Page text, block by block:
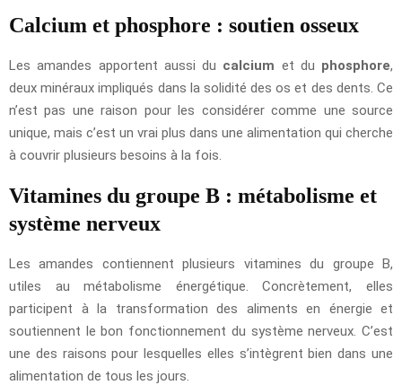
Calcium et phosphore : soutien osseux
Les amandes apportent aussi du calcium et du phosphore,
deux minéraux impliqués dans la solidité des os et des dents. Ce
n’est pas une raison pour les considérer comme une source
unique, mais c’est un vrai plus dans une alimentation qui cherche
à couvrir plusieurs besoins à la fois.
Vitamines du groupe B : métabolisme et
système nerveux
Les amandes contiennent plusieurs vitamines du groupe B,
utiles au métabolisme énergétique. Concrètement, elles
participent à la transformation des aliments en énergie et
soutiennent le bon fonctionnement du système nerveux. C’est
une des raisons pour lesquelles elles s’intègrent bien dans une
alimentation de tous les jours.